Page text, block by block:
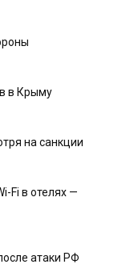
в Крыму
на санкции
Fi в отелях —
атаки РФ